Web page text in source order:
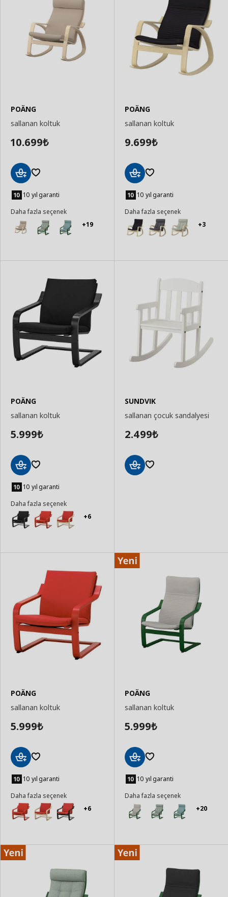
POÄNG
sallanan koltuk
10.699₺
Ekle 10 yıl garanti
Daha fazla seçenek
+19
POÄNG
sallanan koltuk
9.699₺
Ekle 10 yıl garanti
Daha fazla seçenek
+3
POÄNG
sallanan koltuk
5.999₺
Ekle 10 yıl garanti
Daha fazla seçenek
+6
SUNDVIK
sallanan çocuk sandalyesi
2.499₺
POÄNG
sallanan koltuk
5.999₺
Ekle 10 yıl garanti
Daha fazla seçenek
+6
POÄNG
sallanan koltuk
5.999₺
Ekle 10 yıl garanti
Daha fazla seçenek
+20